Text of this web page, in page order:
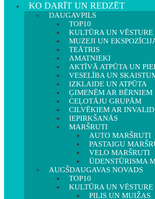
KO DARĪT UN REDZĒT
DAUGAVPILS
TOP10
KULTŪRA UN VĒSTURE
MUZEJI UN
TEĀTRIS
AMATNIEKI
AKTĪVĀ ATPŪTA UN
VESELĪBA UN
IZKLAIDE UN ATPŪTA
ĢIMENĒM AR BĒRNIEM
CEĻOTĀJU GRUPĀM
CILVĒKIEM AR
IEPIRKŠANĀS
MARŠRUTI
AUTO MARŠRUTI
PASTAIGU
VELO MARŠRUTI
ŪDENSTŪRISMA
AUGŠDAUGAVAS NOVADS
TOP10
KULTŪRA UN VĒSTURE
PILIS UN MUIŽAS